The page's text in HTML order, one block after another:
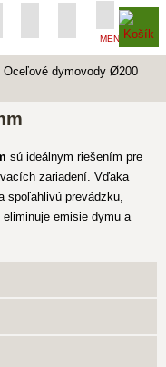
MENU
Oceľové dymovody Ø200
sú ideálnym riešením pre
zariadení. Vďaka
spoľahlivú prevádzku,
emisie dymu a